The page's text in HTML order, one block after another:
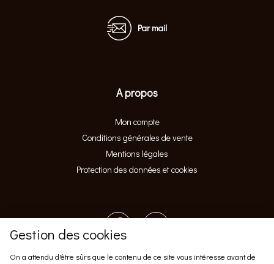
Par mail
A propos
Mon compte
Conditions générales de vente
Mentions légales
Protection des données et cookies
Gestion des cookies
On a attendu d'être sûrs que le contenu de ce site vous intéresse avant de